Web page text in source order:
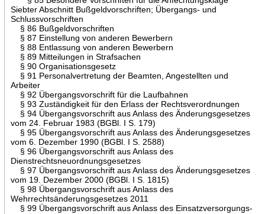
Siebter Abschnitt Bußgeldvorschriften; Übergangs- und
Schlussvorschriften
§ 86 Bußgeldvorschriften
§ 87 Einstellung von anderen Bewerbern
§ 88 Entlassung von anderen Bewerbern
§ 89 Mitteilungen in Strafsachen
§ 90 Organisationsgesetz
§ 91 Personalvertretung der Beamten, Angestellten und
Arbeiter
§ 92 Übergangsvorschrift für die Laufbahnen
§ 93 Zuständigkeit für den Erlass der Rechtsverordnungen
§ 94 Übergangsvorschrift aus Anlass des Änderungsgesetzes
vom 24. Februar 1983 (BGBl. I S. 179)
§ 95 Übergangsvorschrift aus Anlass des Änderungsgesetzes
vom 6. Dezember 1990 (BGBl. I S. 2588)
§ 96 Übergangsvorschrift aus Anlass des
Dienstrechtsneuordnungsgesetzes
§ 97 Übergangsvorschrift aus Anlass des Änderungsgesetzes
vom 19. Dezember 2000 (BGBl. I S. 1815)
§ 98 Übergangsvorschrift aus Anlass des
Wehrrechtsänderungsgesetzes 2011
§ 99 Übergangsvorschrift aus Anlass des Einsatzversorgungs-